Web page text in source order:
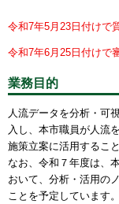
令和7年5月23日付けで
令和7年6月25日付けで
業務目的
人流データを分析・可
入し、本市職員が人流
施策立案に活用するこ
なお、令和７年度は、
おいて、分析・活用の
ことを予定しています。